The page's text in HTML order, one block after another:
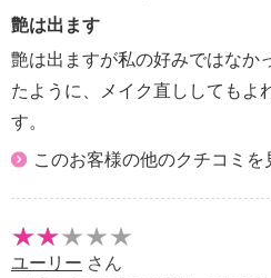
艶は出ます
艶は出ますが私の好みではなか
たように、メイク直ししてもよ
す。
このお客様の他のクチコミを
ユーリー さん